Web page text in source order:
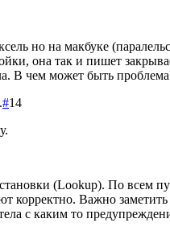
но на макбуке
она так и пишет
В чем может быть
#14
(Lookup). По всем
корректно. Важно
с каким то